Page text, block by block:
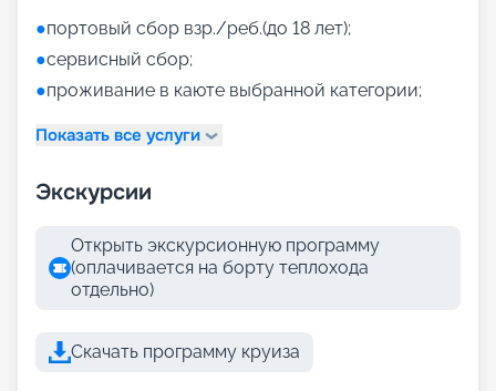
●портовый сбор взр./реб.(до 18 лет);
●сервисный сбор;
●проживание в каюте выбранной категории;
Показать все услуги
Экскурсии
Открыть экскурсионную программу
(оплачивается на борту теплохода
отдельно)
Скачать программу круиза